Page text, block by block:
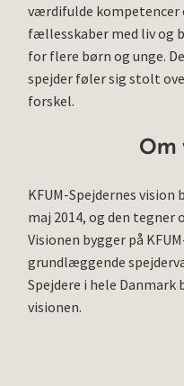
værdifulde kompetencer
fællesskaber med liv og
for flere børn og unge.
spejder føler sig stolt
forskel.
Om
KFUM-Spejdernes
maj 2014, og den
Visionen bygger på
grundlæggende
Spejdere i hele
visionen.